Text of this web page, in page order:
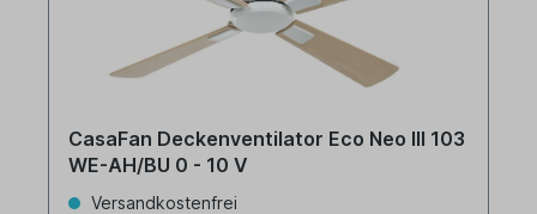
CasaFan Deckenventilator Eco Neo III 103
WE-AH/BU 0 - 10 V
Versandkostenfrei